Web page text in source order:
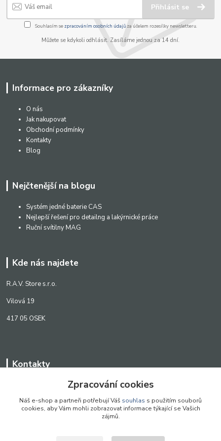
Přihlásit se
Souhlasím se zpracováním osobních údajůza účelem rozesílky newsletteru.
Můžete se kdykoli odhlásit. Zasíláme jednou za 14 dní.
Informace pro zákazníky
O nás
Jak nakupovat
Obchodní podmínky
Kontakty
Blog
Nejčtenější na blogu
Systém jedné baterie CAS
Nejlepší řešení pro detailng a lakýrnické práce
Ruční svítilny MAG
Kde nás najdete
R.A.V. Store s.r.o.
Vilová 19
417 05 OSEK
Kontakty
Zpracování cookies
Náš e-shop a partneři potřebují Váš souhlas s použitím souborů
cookies, aby Vám mohli zobrazovat informace týkající se Vašich
zájmů.